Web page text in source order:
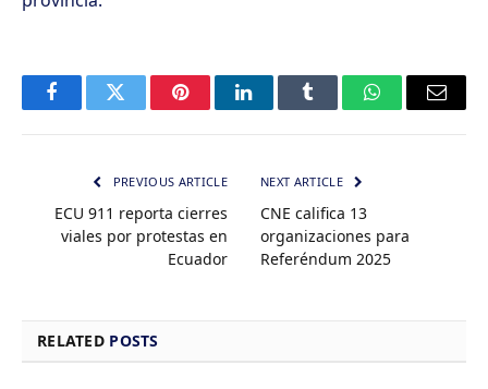
FacebookTwitter PinterestLinkedInTumblr WhatsAppEmail
PREVIOUS ARTICLE
ECU 911 reporta cierres
viales por protestas en
Ecuador
NEXT ARTICLE
CNE califica 13
organizaciones para
Referéndum 2025
RELATED POSTS